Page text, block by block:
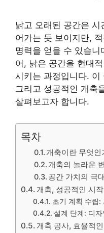
낡고 오래된 공간은
어가는 듯 보이지만, 적
명력을 얻을 수 있습니
어, 낡은 공간을 현대
시키는 과정입니다.
그리고 성공적인 개축
살펴보고자 합니다.
목차
개축이란 무엇인
개축의 놀라운
공간 가치의 극
개축, 성공적인 시
초기 계획 수립:
설계 단계: 디
개축 공사, 효율적